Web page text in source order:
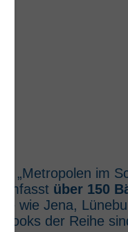
„Metropolen im
über 150
wie Jena,
der Reihe